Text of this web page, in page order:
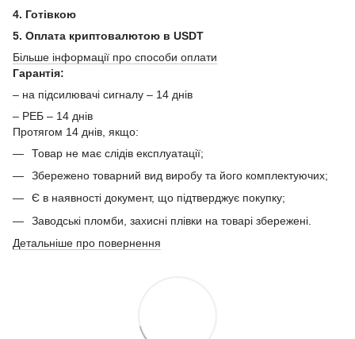
4. Готівкою
5. Оплата криптовалютою в USDT
Більше інформації про способи оплати
Гарантія:
– на підсилювачі сигналу – 14 днів
– РЕБ – 14 днів
Протягом 14 днів, якщо:
Товар не має слідів експлуатації;
Збережено товарний вид виробу та його комплектуючих;
Є в наявності документ, що підтверджує покупку;
Заводські пломби, захисні плівки на товарі збережені.
Детальніше про повернення